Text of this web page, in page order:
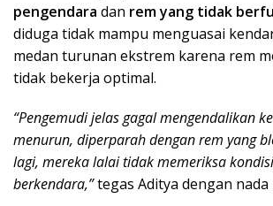
pengendara dan rem yang tidak
diduga tidak mampu menguasai
medan turunan ekstrem karena rem
tidak bekerja optimal.
“Pengemudi jelas gagal mengendalikan
menurun, diperparah dengan rem yang
lagi, mereka lalai tidak memeriksa
berkendara,”tegas Aditya dengan nada